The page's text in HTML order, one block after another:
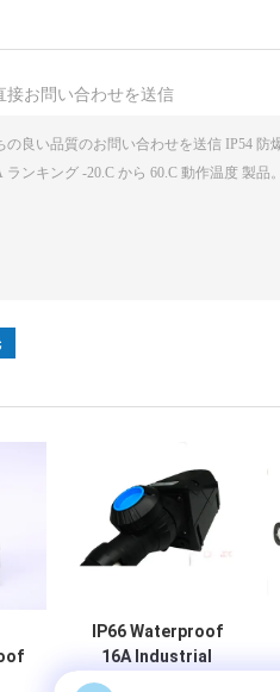
接お問い合わせを送信
IP66 Waterproof
16A Industrial
Explosionproof